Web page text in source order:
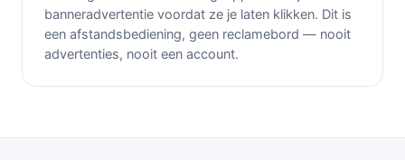
banneradvertentie voordat ze je laten klikken. Dit is
een afstandsbediening, geen reclamebord — nooit
advertenties, nooit een account.